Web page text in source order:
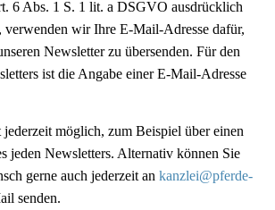
6 Abs. 1 S. 1 lit. a DSGVO ausdrücklich
verwenden wir Ihre E-Mail-Adresse dafür,
Newsletter zu übersenden. Für den
ist die Angabe einer E-Mail-Adresse
möglich, zum Beispiel über einen
jeden Newsletters. Alternativ können Sie
gerne auch jederzeit ankanzlei@pferde-
senden.